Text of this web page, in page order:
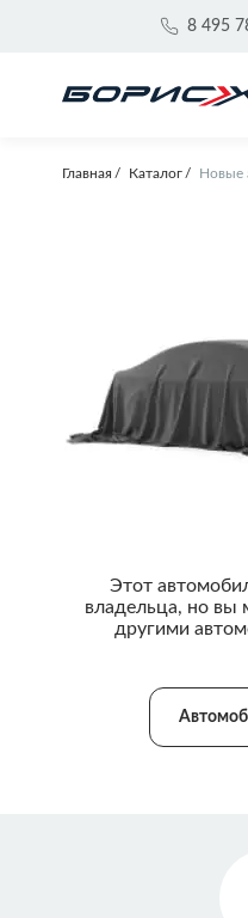
8 495
Главная Каталог Новые
Этот
владельца, но вы
другими